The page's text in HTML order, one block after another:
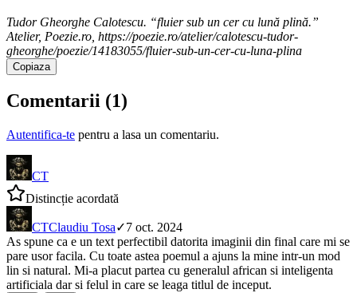
Tudor Gheorghe Calotescu. “fluier sub un cer cu lună plină.”
Atelier, Poezie.ro, https://poezie.ro/atelier/calotescu-tudor-
gheorghe/poezie/14183055/fluier-sub-un-cer-cu-luna-plina
Copiaza
Comentarii (1)
Autentifica-te pentru a lasa un comentariu.
CT
Distincție acordată
CTClaudiu Tosa✓7 oct. 2024
As spune ca e un text perfectibil datorita imaginii din final care mi se
pare usor facila. Cu toate astea poemul a ajuns la mine intr-un mod
lin si natural. Mi-a placut partea cu generalul african si inteligenta
artificiala dar si felul in care se leaga titlul de inceput.